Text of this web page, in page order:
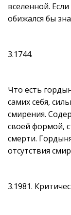
вселенной.
обижался бы
3.1744.
Что есть
самих себя,
смирения.
своей формой,
смерти.
отсутствия
3.1981.